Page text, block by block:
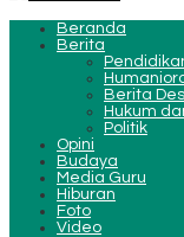
Beranda
Berita
Berita
Hukum
Politik
Opini
Budaya
Media Guru
Hiburan
Foto
Video